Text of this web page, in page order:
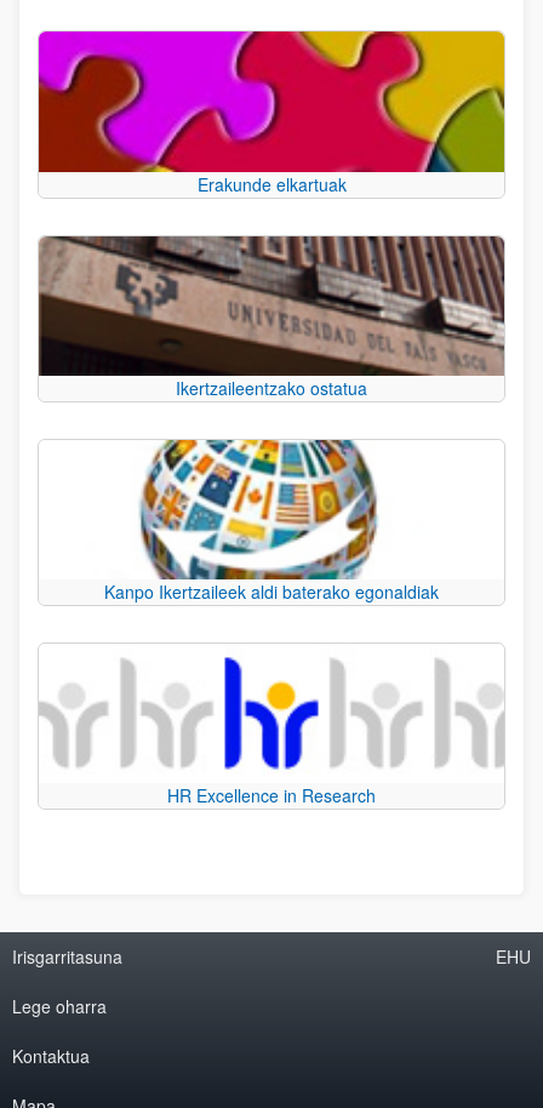
Erakunde elkartuak
Ikertzaileentzako ostatua
Kanpo Ikertzaileek aldi baterako egonaldiak
HR Excellence in Research
Irisgarritasuna
Lege oharra
Kontaktua
EHU